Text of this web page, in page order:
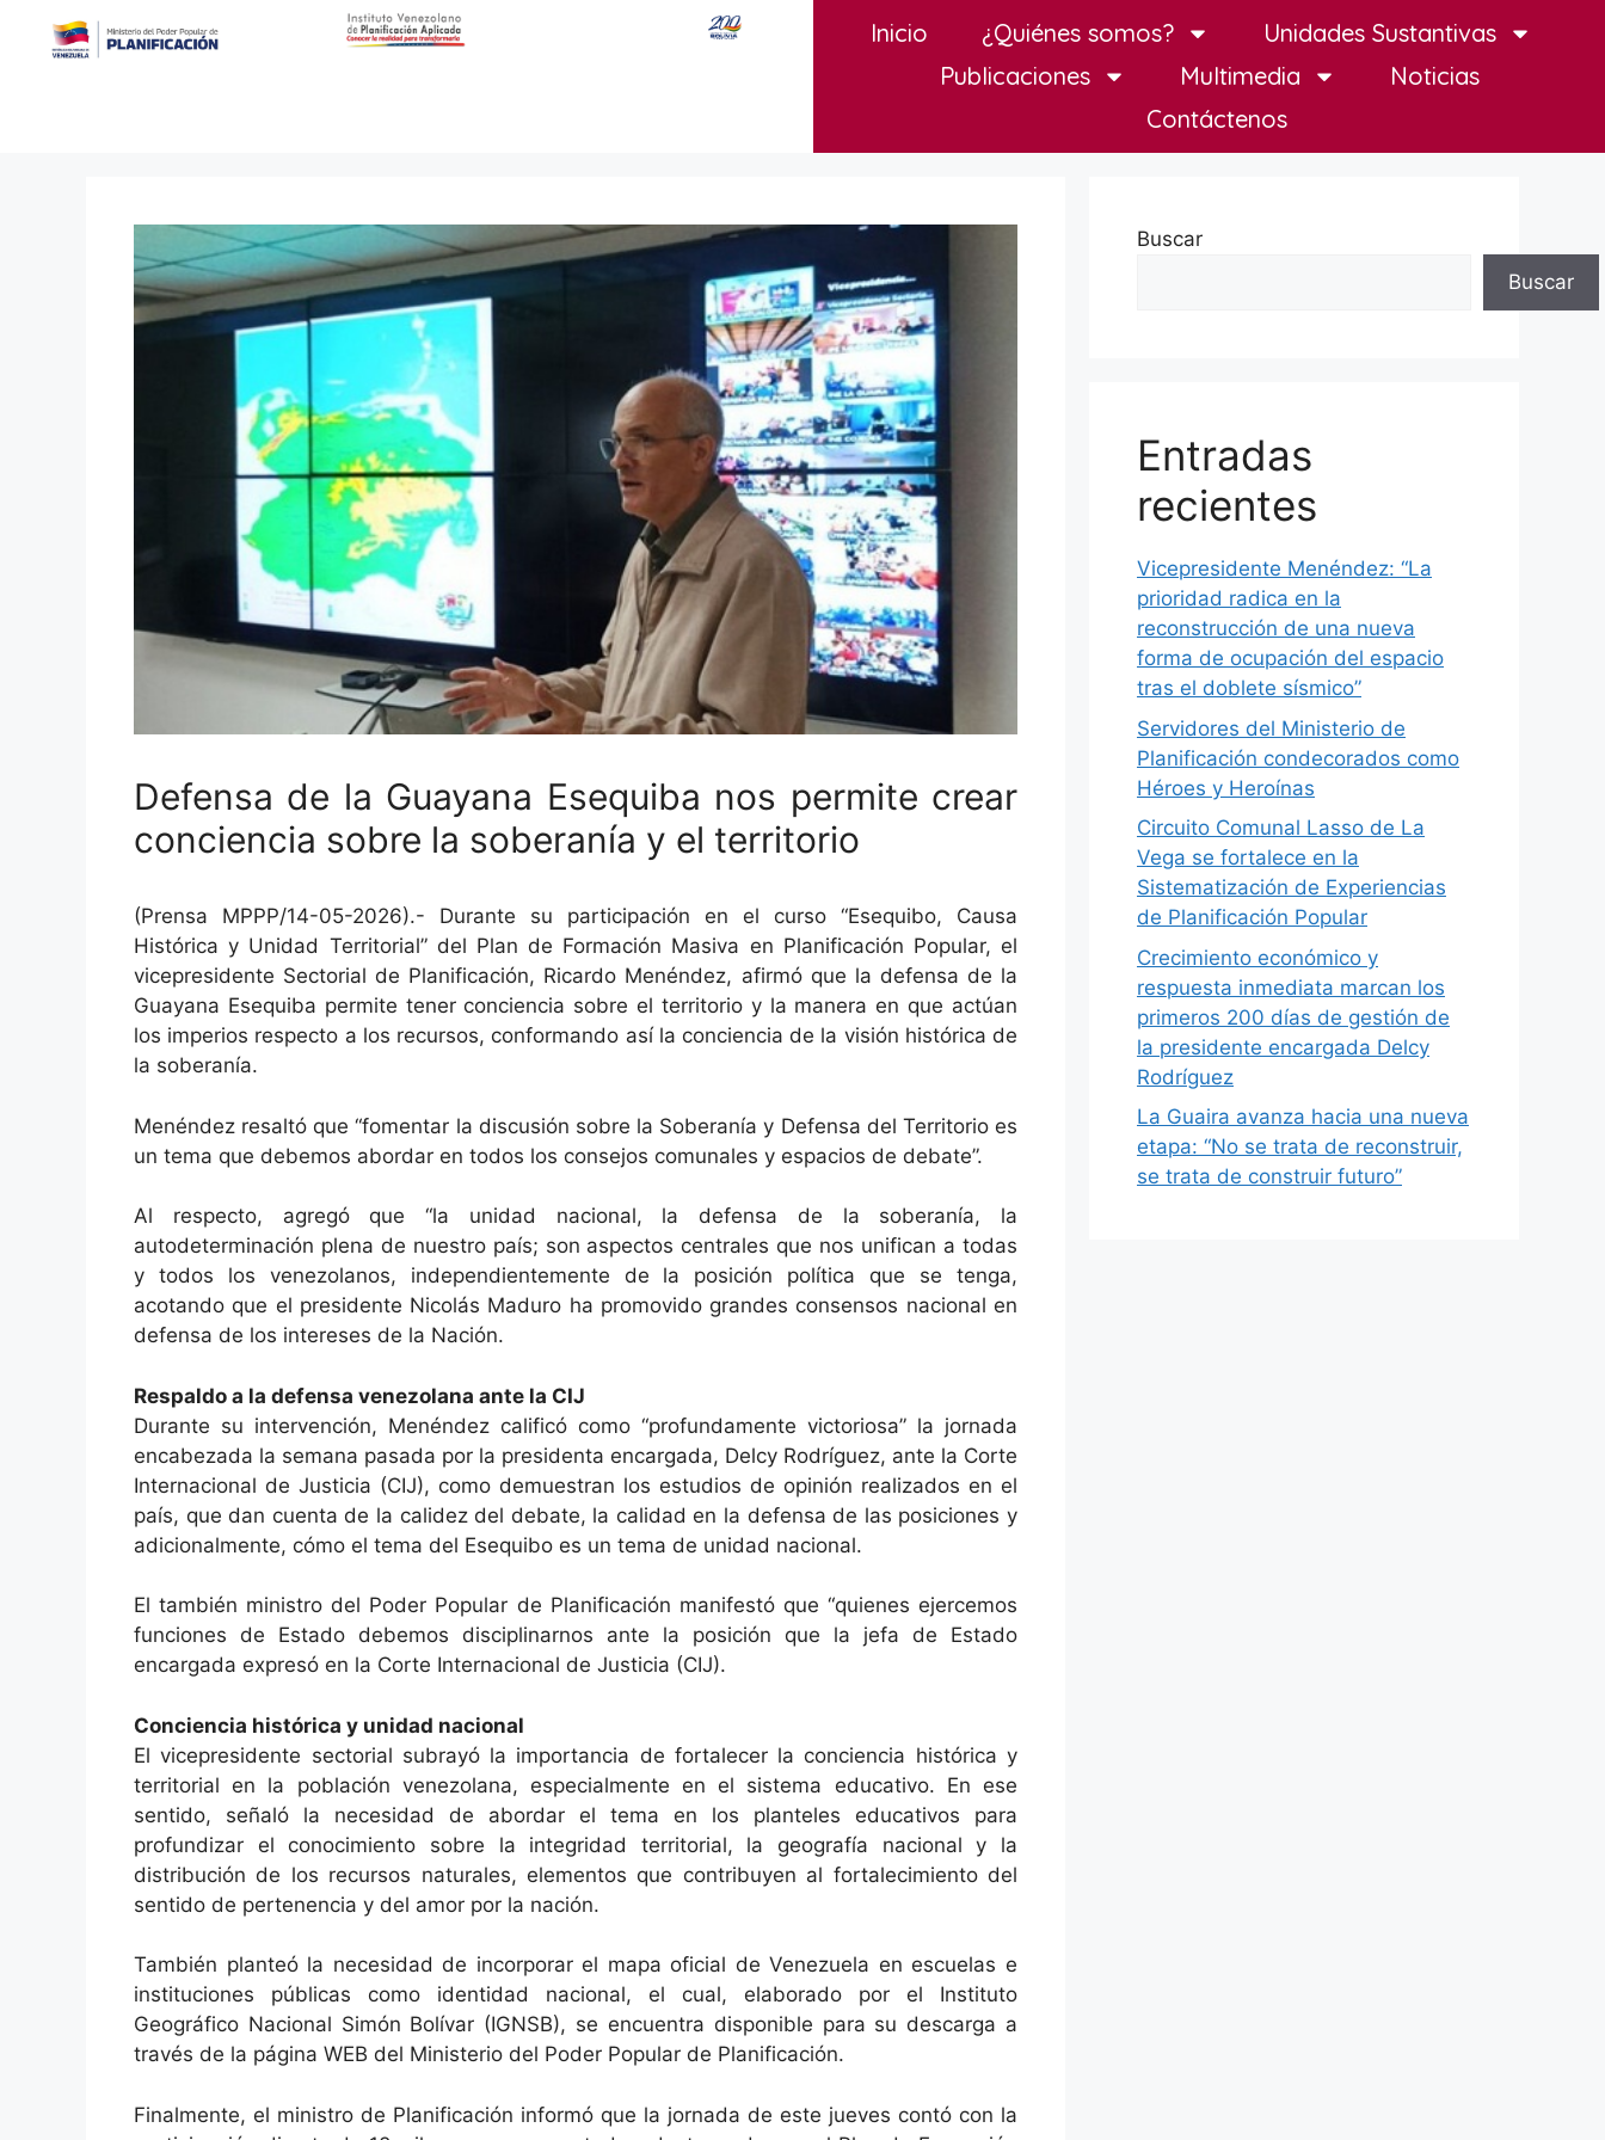
Inicio ¿Quiénes somos?
Unidades Sustantivas
Publicaciones
Multimedia
Noticias
Contáctenos
Defensa de la Guayana Esequiba nos permite crear
conciencia sobre la soberanía y el territorio
(Prensa MPPP/14-05-2026).- Durante su participación en el curso “Esequibo, Causa
Histórica y Unidad Territorial” del Plan de Formación Masiva en Planificación Popular, el
vicepresidente Sectorial de Planificación, Ricardo Menéndez, afirmó que la defensa de la
Guayana Esequiba permite tener conciencia sobre el territorio y la manera en que actúan
los imperios respecto a los recursos, conformando así la conciencia de la visión histórica de
la soberanía.
Menéndez resaltó que “fomentar la discusión sobre la Soberanía y Defensa del Territorio es
un tema que debemos abordar en todos los consejos comunales y espacios de debate”.
Al respecto, agregó que “la unidad nacional, la defensa de la soberanía, la
autodeterminación plena de nuestro país; son aspectos centrales que nos unifican a todas
y todos los venezolanos, independientemente de la posición política que se tenga,
acotando que el presidente Nicolás Maduro ha promovido grandes consensos nacional en
defensa de los intereses de la Nación.
Respaldo a la defensa venezolana ante la CIJ
Durante su intervención, Menéndez calificó como “profundamente victoriosa” la jornada
encabezada la semana pasada por la presidenta encargada, Delcy Rodríguez, ante la Corte
Internacional de Justicia (CIJ), como demuestran los estudios de opinión realizados en el
país, que dan cuenta de la calidez del debate, la calidad en la defensa de las posiciones y
adicionalmente, cómo el tema del Esequibo es un tema de unidad nacional.
El también ministro del Poder Popular de Planificación manifestó que “quienes ejercemos
funciones de Estado debemos disciplinarnos ante la posición que la jefa de Estado
encargada expresó en la Corte Internacional de Justicia (CIJ).
Conciencia histórica y unidad nacional
El vicepresidente sectorial subrayó la importancia de fortalecer la conciencia histórica y
territorial en la población venezolana, especialmente en el sistema educativo. En ese
sentido, señaló la necesidad de abordar el tema en los planteles educativos para
profundizar el conocimiento sobre la integridad territorial, la geografía nacional y la
distribución de los recursos naturales, elementos que contribuyen al fortalecimiento del
sentido de pertenencia y del amor por la nación.
También planteó la necesidad de incorporar el mapa oficial de Venezuela en escuelas e
instituciones públicas como identidad nacional, el cual, elaborado por el Instituto
Geográfico Nacional Simón Bolívar (IGNSB), se encuentra disponible para su descarga a
través de la página WEB del Ministerio del Poder Popular de Planificación.
Finalmente, el ministro de Planificación informó que la jornada de este jueves contó con la
Buscar
Buscar
Entradas
recientes
Vicepresidente Menéndez: “La
prioridad radica en la
reconstrucción de una nueva
forma de ocupación del espacio
tras el doblete sísmico”
Servidores del Ministerio de
Planificación condecorados como
Héroes y Heroínas
Circuito Comunal Lasso de La
Vega se fortalece en la
Sistematización de Experiencias
de Planificación Popular
Crecimiento económico y
respuesta inmediata marcan los
primeros 200 días de gestión de
la presidente encargada Delcy
Rodríguez
La Guaira avanza hacia una nueva
etapa: “No se trata de reconstruir,
se trata de construir futuro”